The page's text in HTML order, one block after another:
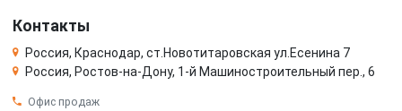
Контакты
Россия, Краснодар, ст.Новотитаровская ул.Есенина 7
Россия, Ростов-на-Дону, 1-й Машиностроительный пер., 6
Офис продаж